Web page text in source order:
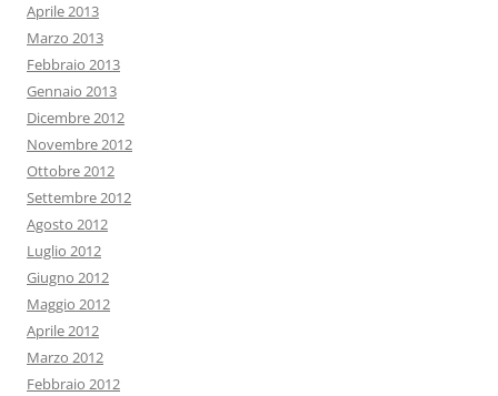
Aprile 2013
Marzo 2013
Febbraio 2013
Gennaio 2013
Dicembre 2012
Novembre 2012
Ottobre 2012
Settembre 2012
Agosto 2012
Luglio 2012
Giugno 2012
Maggio 2012
Aprile 2012
Marzo 2012
Febbraio 2012